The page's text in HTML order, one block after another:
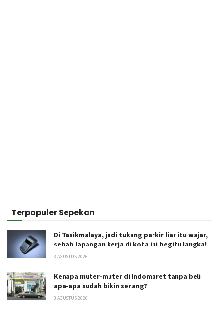
Terpopuler Sepekan
Di Tasikmalaya, jadi tukang parkir liar itu wajar,
sebab lapangan kerja di kota ini begitu langka!
3 AGUSTUS 2026
Kenapa muter-muter di Indomaret tanpa beli
apa-apa sudah bikin senang?
3 AGUSTUS 2026